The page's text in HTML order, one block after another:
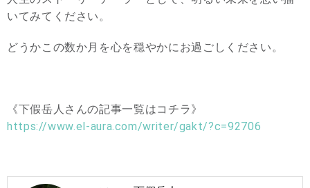
いてみてください。
どうかこの数か月を心を穏やかにお過ごしください。
《下假岳人さんの記事一覧はコチラ》
https://www.el-aura.com/writer/gakt/?c=92706